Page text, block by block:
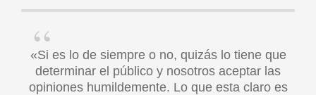
«Si es lo de siempre o no, quizás lo tiene que
determinar el público y nosotros aceptar las
opiniones humildemente. Lo que esta claro es